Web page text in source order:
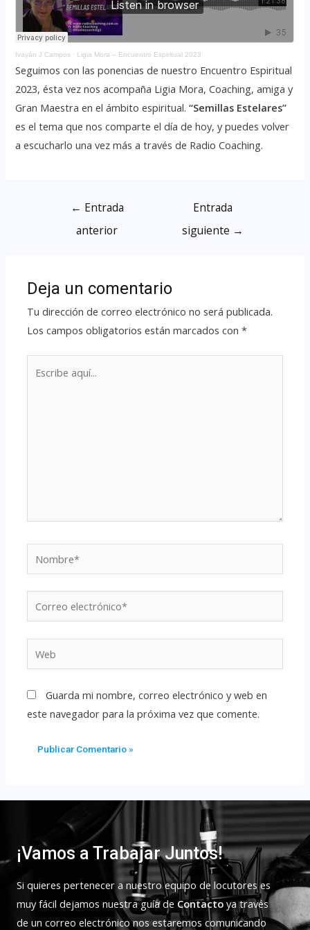
Ivayán J Campos · Ligia Mora – Encuentro Espiritual 2023
Seguimos con las ponencias de nuestro Encuentro Espiritual
2023, ésta vez nos acompaña Ligia Mora, Coaching, amiga y
Gran Maestra en el ámbito espiritual.“Semillas Estelares”
es el tema que nos comparte el día de hoy, y puedes volver
a escucharlo una vez más a través de Radio Coaching.
← Entrada
anterior
Entrada
siguiente →
Deja un comentario
Tu dirección de correo electrónico no será publicada.
Los campos obligatorios están marcados con*
Guarda mi nombre, correo electrónico y web en
este navegador para la próxima vez que comente.
¡Vamos a Trabajar Juntos!
Si quieres pertenecer a nuestro equipo de locutores es
muy fácil dejamos nuestra guía de Contacto ya través
de un correo electrónico nos estaremos comunicando